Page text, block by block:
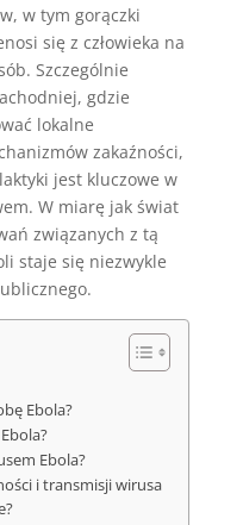
w tym gorączki
się z człowieka na
Szczególnie
gdzie
lokalne
zakaźności,
jest kluczowe w
W miarę jak świat
związanych z tą
staje się niezwykle
Ebola?
Ebola?
i transmisji wirusa